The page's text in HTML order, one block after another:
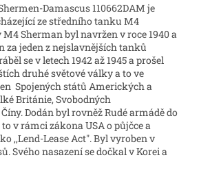
Damascus110662DAM je
ze středního tanku M4
Sherman byl navržen v roce 1940 a
za jeden z nejslavnějších tanků
se v letech 1942 až 1945 a prošel
druhé světové války a to ve
Spojených států Amerických a
Británie, Svobodných
Dodán byl rovněž Rudé armádě do
v rámci zákona USA o půjčce a
,,Lend-Lease Act". Byl vyroben v
Svého nasazení se dočkal v Korei a